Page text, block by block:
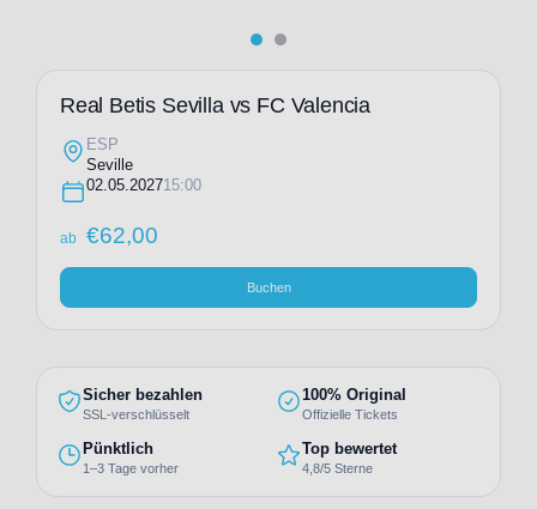
Real Betis Sevilla vs FC Valencia
ESP
Seville
02.05.202715:00
ab €62,00
Buchen
Sicher bezahlen
SSL-verschlüsselt
100% Original
Offizielle Tickets
Pünktlich
1–3 Tage vorher
Top bewertet
4,8/5 Sterne